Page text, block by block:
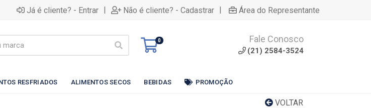
Já é cliente? - Entrar | Não é cliente? - Cadastrar | Área do Representante
0 Fale Conosco
(21) 2584-3524
RESFRIADOS ALIMENTOS SECOS BEBIDAS PROMOÇÃO
VOLTAR